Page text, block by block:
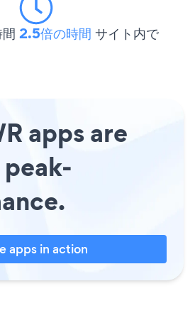
2.5倍の時間 サイト内で
apps are
apps in action